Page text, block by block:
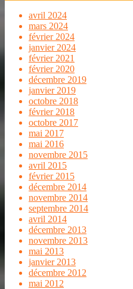
avril 2024
mars 2024
février 2024
janvier 2024
février 2021
février 2020
décembre 2019
janvier 2019
octobre 2018
février 2018
octobre 2017
mai 2017
mai 2016
novembre 2015
avril 2015
février 2015
décembre 2014
novembre 2014
septembre 2014
avril 2014
décembre 2013
novembre 2013
mai 2013
janvier 2013
décembre 2012
mai 2012